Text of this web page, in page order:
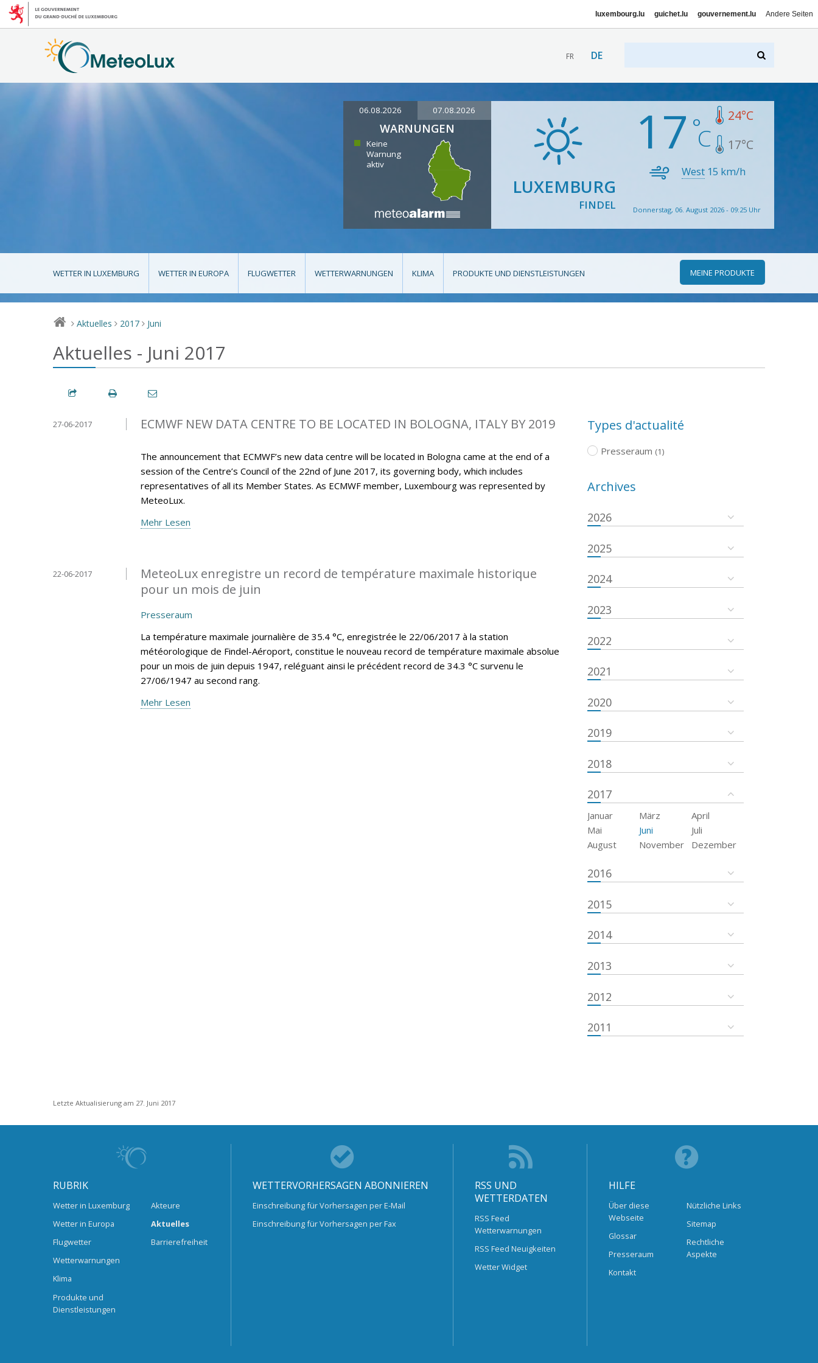
luxembourg.lu guichet.lu gouvernement.lu Andere Seiten
FR DE
06.08.2026 07.08.2026
WARNUNGEN
Keine
Warnung
aktiv
LUXEMBURG
FINDEL
17 24°C
17°C
West 15 km/h
Donnerstag, 06. August 2026 - 09:25 Uhr
WETTER IN LUXEMBURG WETTER IN EUROPA FLUGWETTER WETTERWARNUNGEN KLIMA PRODUKTE UND DIENSTLEISTUNGEN MEINE PRODUKTE
> Aktuelles > 2017 > Juni
Aktuelles - Juni 2017
ECMWF NEW DATA CENTRE TO BE LOCATED IN BOLOGNA, ITALY BY 2019
27-06-2017
The announcement that ECMWF’s new data centre will be located in Bologna came at the end of a
session of the Centre’s Council of the 22nd of June 2017, its governing body, which includes
representatives of all its Member States. As ECMWF member, Luxembourg was represented by
MeteoLux.
Mehr Lesen
MeteoLux enregistre un record de température maximale historique
pour un mois de juin
22-06-2017
Presseraum
La température maximale journalière de 35.4 °C, enregistrée le 22/06/2017 à la station
météorologique de Findel-Aéroport, constitue le nouveau record de température maximale absolue
pour un mois de juin depuis 1947, reléguant ainsi le précédent record de 34.3 °C survenu le
27/06/1947 au second rang.
Mehr Lesen
Types d'actualité
Presseraum (1)
Archives
2026
2025
2024
2023
2022
2021
2020
2019
2018
2017
Januar März
April
Mai
Juni
Juli
August
November Dezember
2016
2015
2014
2013
2012
2011
Letzte Aktualisierung am 27. Juni 2017
RUBRIK
Wetter in Luxemburg
Wetter in Europa
Flugwetter
Wetterwarnungen
Klima
Produkte und
Dienstleistungen
Akteure
Aktuelles
Barrierefreiheit
WETTERVORHERSAGEN ABONNIEREN
Einschreibung für Vorhersagen per E-Mail
Einschreibung für Vorhersagen per Fax
RSS UND
WETTERDATEN
RSS Feed
Wetterwarnungen
RSS Feed Neuigkeiten
Wetter Widget
HILFE
Über diese
Webseite
Glossar
Presseraum
Kontakt
Nützliche Links
Sitemap
Rechtliche
Aspekte